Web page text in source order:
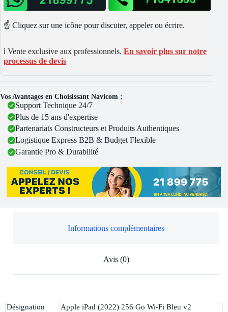
☝️ Cliquez sur une icône pour discuter, appeler ou écrire.
ℹ️ Vente exclusive aux professionnels. En savoir plus sur notre
processus de devis
Vos Avantages en Choisissant Navicom :
Support Technique 24/7
Plus de 15 ans d'expertise
Partenariats Constructeurs et Produits Authentiques
Logistique Express B2B & Budget Flexible
Garantie Pro & Durabilité
Informations complémentaires
Avis (0)
Désignation
Apple iPad (2022) 256 Go Wi-Fi Bleu v2